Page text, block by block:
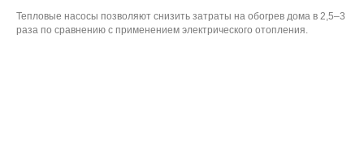
Тепловые насосы позволяют снизить затраты на обогрев дома в 2,5–3
раза по сравнению с применением электрического отопления.